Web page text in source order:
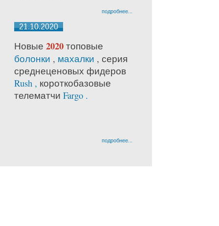
подробнее...
21.10.2020
Новые 2020 топовые
болонки , махалки , серия
среднеценовых фидеров
Rush , короткобазовые
телематчи Fargo .
подробнее...